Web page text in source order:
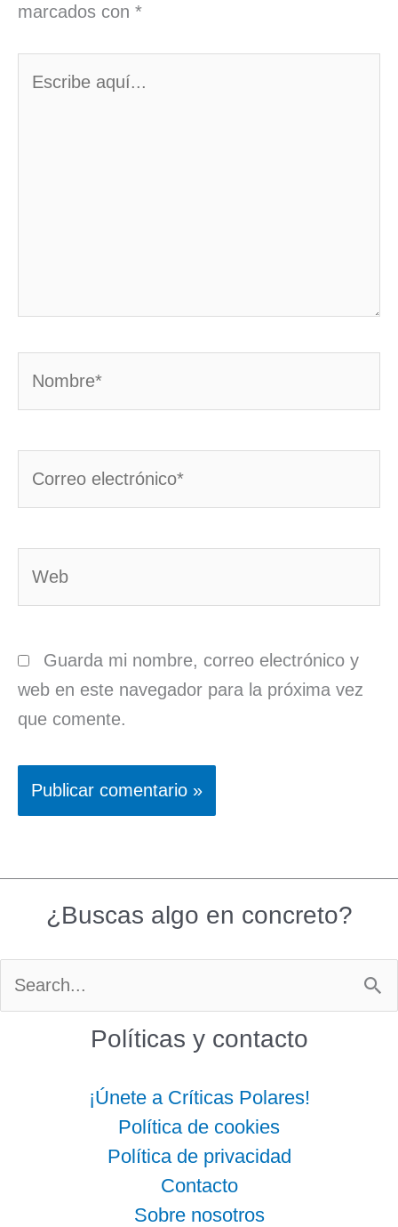
marcados con *
Guarda mi nombre, correo electrónico y
web en este navegador para la próxima vez
que comente.
¿Buscas algo en concreto?
Políticas y contacto
¡Únete a Críticas Polares!
Política de cookies
Política de privacidad
Contacto
Sobre nosotros